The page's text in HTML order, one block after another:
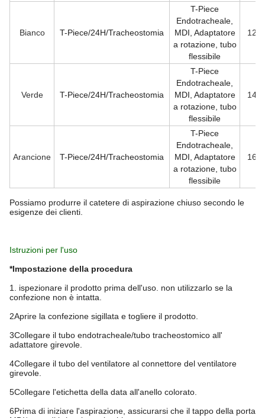
Bianco T-Piece/24H/Tracheostomia
T-Piece
Endotracheale,
MDI, Adaptatore
a rotazione, tubo
flessibile
12
Verde T-Piece/24H/Tracheostomia
T-Piece
Endotracheale,
MDI, Adaptatore
a rotazione, tubo
flessibile
14
Arancione T-Piece/24H/Tracheostomia
T-Piece
Endotracheale,
MDI, Adaptatore
a rotazione, tubo
flessibile
16
Possiamo produrre il catetere di aspirazione chiuso secondo le
esigenze dei clienti.
Istruzioni per l'uso
*Impostazione della procedura
1. ispezionare il prodotto prima dell'uso. non utilizzarlo se la
confezione non è intatta.
2Aprire la confezione sigillata e togliere il prodotto.
3Collegare il tubo endotracheale/tubo tracheostomico all'
adattatore girevole.
4Collegare il tubo del ventilatore al connettore del ventilatore
girevole.
5Collegare l'etichetta della data all'anello colorato.
6Prima di iniziare l'aspirazione, assicurarsi che il tappo della porta